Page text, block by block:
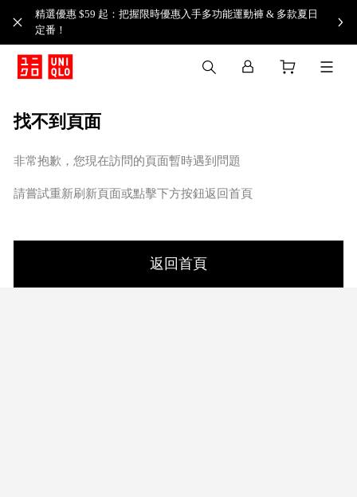
精選優惠 $59 起：把握限時優惠入手多功能運動褲 & 多款夏日
定番！​
找不到頁面
非常抱歉，您現在訪問的頁面暫時遇到問題
請嘗試重新刷新頁面或點擊下方按鈕返回首頁
返回首頁